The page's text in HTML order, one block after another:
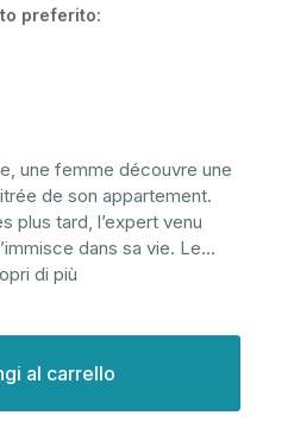
preferito:
une femme découvre une
de son appartement.
plus tard, l’expert venu
dans sa vie. Le...
di più